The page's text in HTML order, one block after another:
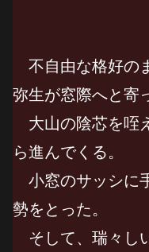
不自由な格好の
弥生が窓際へと寄
大山の陰芯を咥
ら進んでくる。
小窓のサッシに
勢をとった。
そして、瑞々し